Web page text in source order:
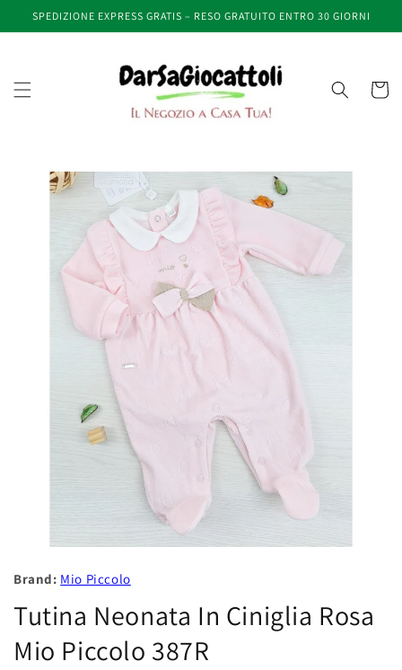
direttamente
ai contenuti
SPEDIZIONE EXPRESS GRATIS – RESO GRATUITO ENTRO 30 GIORNI
Carrello
Brand: Mio Piccolo
Tutina Neonata In Ciniglia Rosa
Mio Piccolo 387R